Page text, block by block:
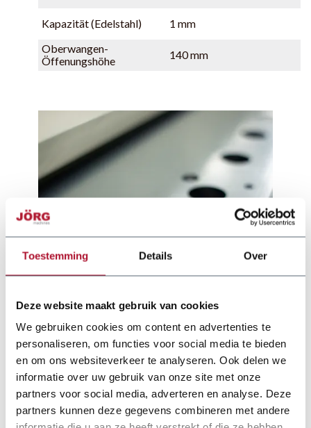
Toestemming Details Over
Deze website maakt gebruik van cookies
We gebruiken cookies om content en advertenties te
personaliseren, om functies voor social media te bieden
en om ons websiteverkeer te analyseren. Ook delen we
informatie over uw gebruik van onze site met onze
partners voor social media, adverteren en analyse. Deze
partners kunnen deze gegevens combineren met andere
Kapazität (Edelstahl)
1 mm
Oberwangen-
Öffenungshöhe
140 mm
Dokumentation